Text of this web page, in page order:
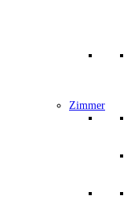
Zimmer